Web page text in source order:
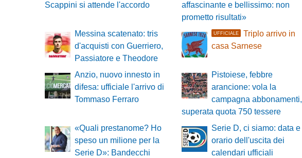
Scappini si attende l'accordo
affascinante e bellissimo: non
prometto risultati»
Messina scatenato: tris
d'acquisti con Guerriero,
Passiatore e Theodore
UFFICIALE
Triplo arrivo in
casa Sarnese
Anzio, nuovo innesto in
difesa: ufficiale l'arrivo di
Tommaso Ferraro
Pistoiese, febbre
arancione: vola la
campagna abbonamenti,
superata quota 750 tessere
«Quali prestanome? Ho
speso un milione per la
Serie D»: Bandecchi
Serie D, ci siamo: data e
orario dell'uscita dei
calendari ufficiali